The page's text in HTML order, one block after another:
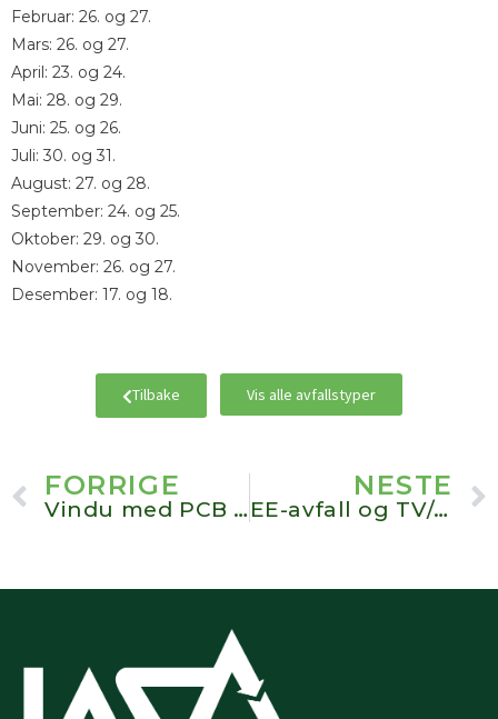
Februar: 26. og 27.
Mars: 26. og 27.
April: 23. og 24.
Mai: 28. og 29.
Juni: 25. og 26.
Juli: 30. og 31.
August: 27. og 28.
September: 24. og 25.
Oktober: 29. og 30.
November: 26. og 27.
Desember: 17. og 18.
Tilbake Vis alle avfallstyper
Prev
FORRIGE
Vindu med PCB eller klorparafiner
NESTE
EE-avfall og TV/monitorer